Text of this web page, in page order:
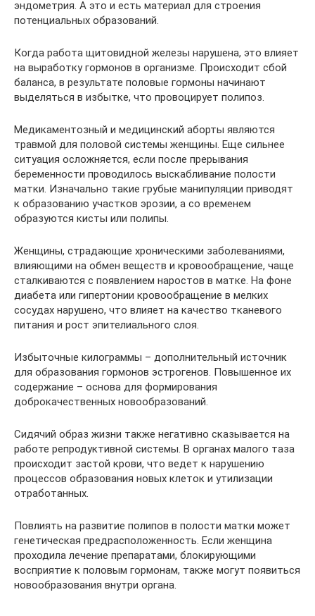
эндометрия. А это и есть материал для строения
потенциальных образований.
Когда работа щитовидной железы нарушена, это влияет
на выработку гормонов в организме. Происходит сбой
баланса, в результате половые гормоны начинают
выделяться в избытке, что провоцирует полипоз.
Медикаментозный и медицинский аборты являются
травмой для половой системы женщины. Еще сильнее
ситуация осложняется, если после прерывания
беременности проводилось выскабливание полости
матки. Изначально такие грубые манипуляции приводят
к образованию участков эрозии, а со временем
образуются кисты или полипы.
Женщины, страдающие хроническими заболеваниями,
влияющими на обмен веществ и кровообращение, чаще
сталкиваются с появлением наростов в матке. На фоне
диабета или гипертонии кровообращение в мелких
сосудах нарушено, что влияет на качество тканевого
питания и рост эпителиального слоя.
Избыточные килограммы – дополнительный источник
для образования гормонов эстрогенов. Повышенное их
содержание – основа для формирования
доброкачественных новообразований.
Сидячий образ жизни также негативно сказывается на
работе репродуктивной системы. В органах малого таза
происходит застой крови, что ведет к нарушению
процессов образования новых клеток и утилизации
отработанных.
Повлиять на развитие полипов в полости матки может
генетическая предрасположенность. Если женщина
проходила лечение препаратами, блокирующими
восприятие к половым гормонам, также могут появиться
новообразования внутри органа.